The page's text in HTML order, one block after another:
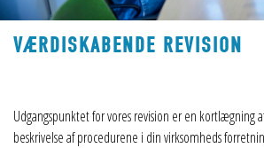
VÆRDISKABENDE REVISION
Udgangspunktet for vores revision er en kortlægning
beskrivelse af procedurene i din virksomheds